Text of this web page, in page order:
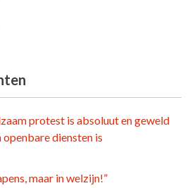
protest is absoluut en geweld
diensten is
maar in welzijn!”